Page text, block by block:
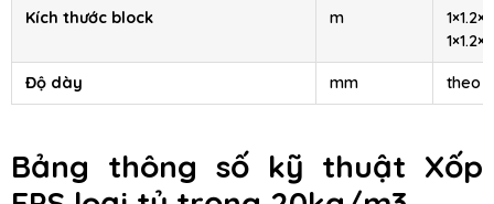
Kích thước block m
1×1.2×4
Độ dày mm theo
Bảng thông số kỹ thuật Xốp